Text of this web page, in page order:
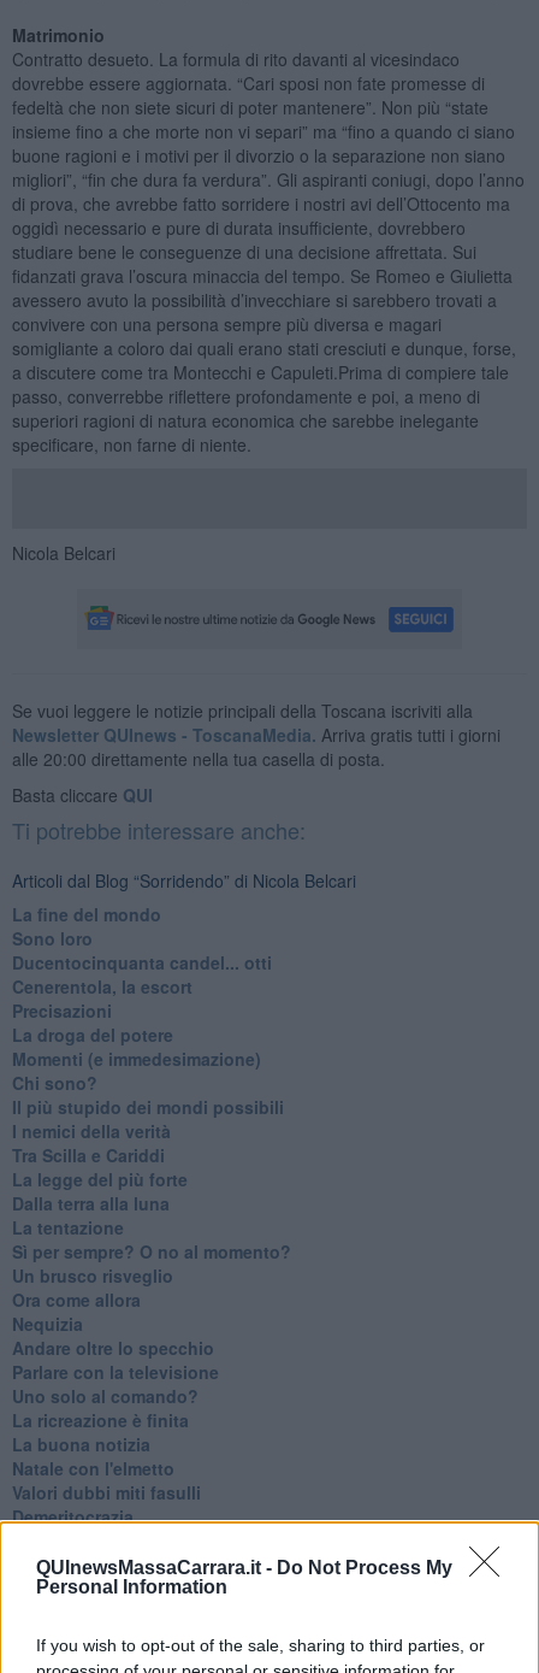
QUInewsMassaCarrara.it - Do Not Process My
Personal Information
If you wish to opt-out of the sale, sharing to third parties, or
Matrimonio
Contratto desueto. La formula di rito davanti al vicesindaco
dovrebbe essere aggiornata. “Cari sposi non fate promesse di
fedeltà che non siete sicuri di poter mantenere”. Non più “state
insieme fino a che morte non vi separi” ma “fino a quando ci siano
buone ragioni e i motivi per il divorzio o la separazione non siano
migliori”, “fin che dura fa verdura”. Gli aspiranti coniugi, dopo l’anno
di prova, che avrebbe fatto sorridere i nostri avi dell’Ottocento ma
oggidì necessario e pure di durata insufficiente, dovrebbero
studiare bene le conseguenze di una decisione affrettata. Sui
fidanzati grava l’oscura minaccia del tempo. Se Romeo e Giulietta
avessero avuto la possibilità d’invecchiare si sarebbero trovati a
convivere con una persona sempre più diversa e magari
somigliante a coloro dai quali erano stati cresciuti e dunque, forse,
a discutere come tra Montecchi e Capuleti.Prima di compiere tale
passo, converrebbe riflettere profondamente e poi, a meno di
superiori ragioni di natura economica che sarebbe inelegante
specificare, non farne di niente.
Nicola Belcari
Se vuoi leggere le notizie principali della Toscana iscriviti alla
Newsletter QUInews - ToscanaMedia. Arriva gratis tutti i giorni
alle 20:00 direttamente nella tua casella di posta.
Basta cliccare QUI
Ti potrebbe interessare anche:
Articoli dal Blog “Sorridendo” di Nicola Belcari
La fine del mondo
Sono loro
Ducentocinquanta candel... otti
Cenerentola, la escort
Precisazioni
La droga del potere
Momenti (e immedesimazione)
Chi sono?
Il più stupido dei mondi possibili
I nemici della verità
Tra Scilla e Cariddi
La legge del più forte
Dalla terra alla luna
La tentazione
​Sì per sempre? O no al momento?
Un brusco risveglio
Ora come allora
Nequizia
Andare oltre lo specchio
Parlare con la televisione
Uno solo al comando?
La ricreazione è finita
La buona notizia
Natale con l'elmetto
Valori dubbi miti fasulli
Demeritocrazia
Halloween
​Lucrezia Borgia, una storia di potere
Il terzo compito
L'abiura di Galileo